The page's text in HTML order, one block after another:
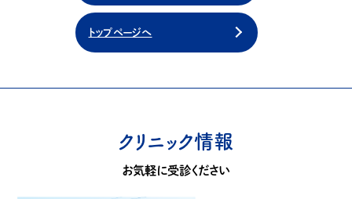
トップページへ
クリニック情報
お気軽に受診ください